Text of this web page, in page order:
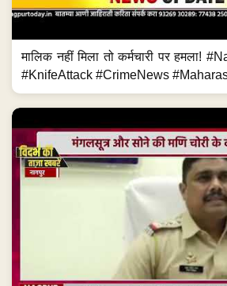
मालिक नहीं मिला तो कर्मचारी पर हमला!
#KnifeAttack #CrimeNews